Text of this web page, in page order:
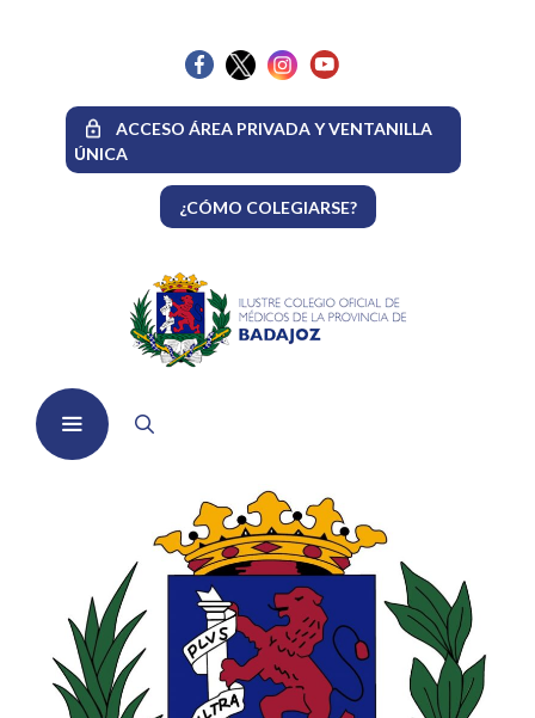
ACCESO ÁREA PRIVADA Y VENTANILLA
ÚNICA
¿CÓMO COLEGIARSE?